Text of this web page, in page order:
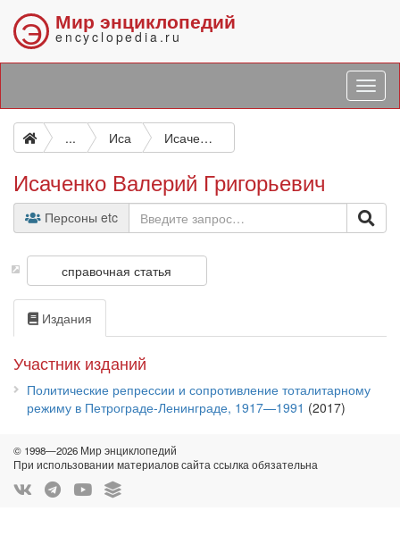
Э Мир энциклопедий
encyclopedia.ru
... Иса Исаченко Валерий Григорьевич
Исаченко Валерий Григорьевич
Персоны etc
справочная статья
Издания
Участник изданий
Политические репрессии и сопротивление тоталитарному
режиму в Петрограде-Ленинграде, 1917—1991 (2017)
© 1998—2026 Мир энциклопедий
При использовании материалов сайта ссылка обязательна